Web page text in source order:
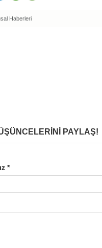
Haberleri
PAYLAŞ!
*